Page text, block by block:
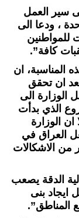
سير العمل
، ودعا الى
للمواطنين
كافة”.
المناسبة، ان
ان تحقق
الوزارة الى
الذي بدأت
الوزارة
العراق في
من الاشكالات
الدقة يصعب
ايجاد بنى
المناطق”.